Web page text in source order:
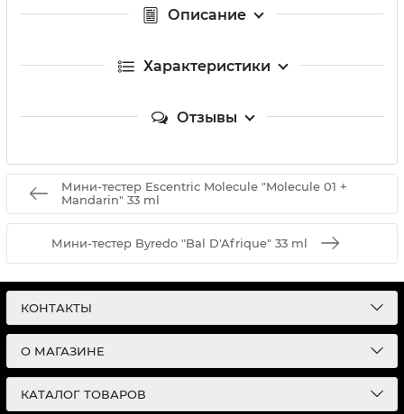
Описание
Характеристики
Отзывы
Мини-тестер Escentric Molecule "Molecule 01 +
Mandarin" 33 ml
Мини-тестер Byredo "Bal D'Afrique" 33 ml
КОНТАКТЫ
О МАГАЗИНЕ
КАТАЛОГ ТОВАРОВ